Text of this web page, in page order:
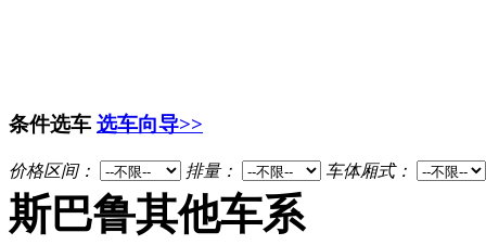
条件选车 选车向导>>
价格区间： 排量： 车体厢式：
斯巴鲁其他车系